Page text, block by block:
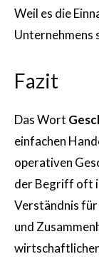
Weil es die
Unternehmens
Fazit
Das Wort
einfachen
operativen
der Begriff oft
Verständnis
und